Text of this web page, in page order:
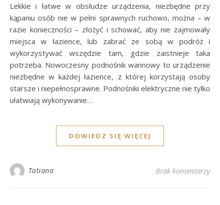
Lekkie i łatwe w obsłudze urządzenia, niezbędne przy
kąpaniu osób nie w pełni sprawnych ruchowo, można – w
razie konieczności – złożyć i schować, aby nie zajmowały
miejsca w łazience, lub zabrać ze sobą w podróż i
wykorzystywać wszędzie tam, gdzie zaistnieje taka
potrzeba. Nowoczesny podnośnik wannowy to urządzenie
niezbędne w każdej łazience, z której korzystają osoby
starsze i niepełnosprawne. Podnośniki elektryczne nie tylko
ułatwiają wykonywanie…
DOWIEDZ SIĘ WIĘCEJ
Tatiana Brak komentarzy